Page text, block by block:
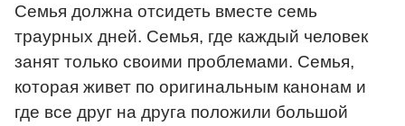
Семья должна отсидеть вместе семь
траурных дней. Семья, где каждый человек
занят только своими проблемами. Семья,
которая живет по оригинальным канонам и
где все друг на друга положили большой